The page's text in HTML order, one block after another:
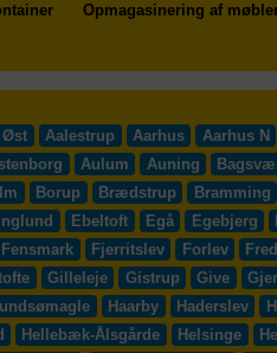
Opmagasinering af
Øst Aalestrup Aarhus Aarhus N
Aulum Auning
Borup Brædstrup Bramming
Ebeltoft Egå Egebjerg
Fensmark Fjerritslev Forlev
Gilleleje Gistrup Give
Haarby Haderslev
Hellebæk-Ålsgårde Helsinge